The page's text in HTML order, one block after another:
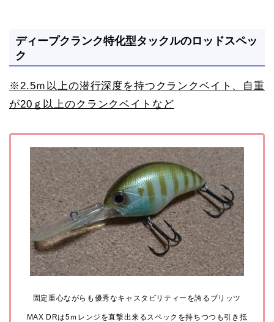
ディープクランク特化型タックルのロッドスペッ
ク
※2.5ｍ以上の潜行深度を持つクランクベイト、自重
が20ｇ以上のクランクベイトなど
固定重心ながらも優秀なキャスタビリティーを誇るブリッツ
MAX DRは5ｍレンジを直撃出来るスペックを持ちつつも引き抵